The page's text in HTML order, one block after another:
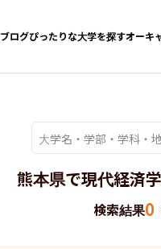
ブログぴったりな大学を探すオーキ
熊本県で現代経済
検索結果0